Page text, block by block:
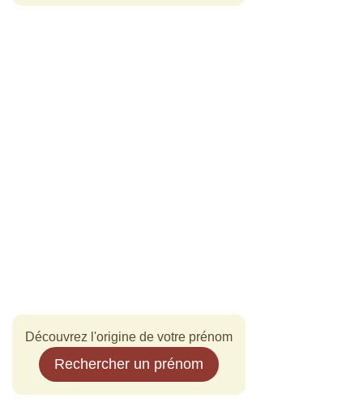
Découvrez l'origine de votre prénom
Rechercher un prénom